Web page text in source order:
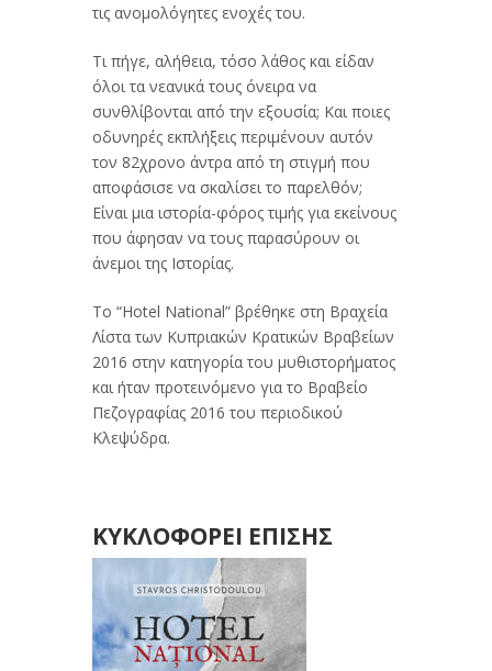
τις ανομολόγητες ενοχές του.
Τι πήγε, αλήθεια, τόσο λάθος και είδαν
όλοι τα νεανικά τους όνειρα να
συνθλίβονται από την εξουσία; Και ποιες
οδυνηρές εκπλήξεις περιμένουν αυτόν
τον 82χρονο άντρα από τη στιγμή που
αποφάσισε να σκαλίσει το παρελθόν;
Είναι μια ιστορία-φόρος τιμής για εκείνους
που άφησαν να τους παρασύρουν οι
άνεμοι της Ιστορίας.
Το “Hotel National” βρέθηκε στη Βραχεία
Λίστα των Κυπριακών Κρατικών Βραβείων
2016 στην κατηγορία του μυθιστορήματος
και ήταν προτεινόμενο για το Βραβείο
Πεζογραφίας 2016 του περιοδικού
Κλεψύδρα.
ΚΥΚΛΟΦΟΡΕΙ ΕΠΙΣΗΣ